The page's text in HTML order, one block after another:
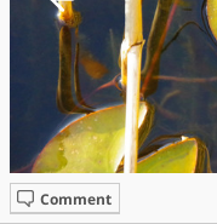
Comment